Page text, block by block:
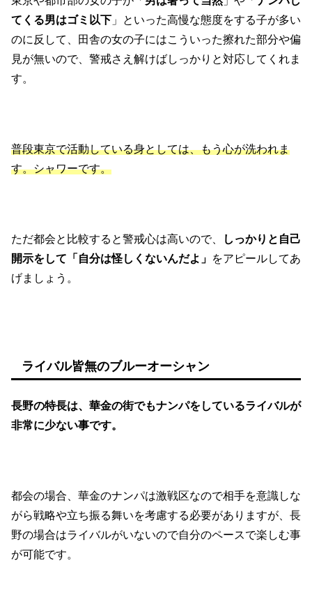
てくる男はゴミ以下 」といった高慢な態度をする子が多い
のに反して、田舎の女の子にはこういった擦れた部分や偏
見が無いので、警戒さえ解けばしっかりと対応してくれま
す。
普段東京で活動している身としては、もう心が洗われま
す。シャワーです。
ただ都会と比較すると警戒心は高いので、
しっかりと自己
開示をして「自分は怪しくないんだよ」 をアピールしてあ
げましょう。
ライバル皆無のブルーオーシャン
長野の特長は、華金の街でもナンパをしているライバルが
非常に少ない事です。
都会の場合、華金のナンパは激戦区なので相手を意識しな
がら戦略や立ち振る舞いを考慮する必要がありますが、長
野の場合はライバルがいないので自分のペースで楽しむ事
が可能です。